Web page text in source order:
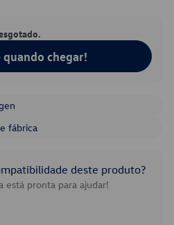
chegar!
fábrica
deste produto?
está pronta para ajudar!